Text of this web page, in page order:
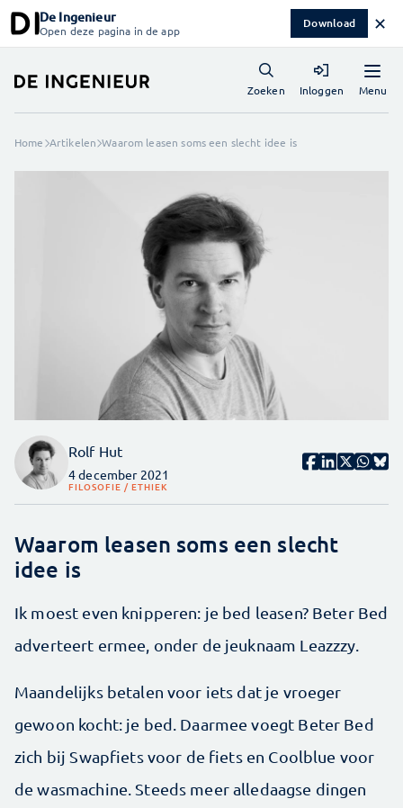
De Ingenieur
Open deze pagina in de app Download ✕
Menu
Zoeken Inloggen
Home Artikelen Waarom leasen soms een slecht idee is
Rolf Hut
4 december 2021
FILOSOFIE / ETHIEK
Waarom leasen soms een slecht
idee is
Ik moest even knipperen: je bed leasen? Beter Bed
adverteert ermee, onder de jeuknaam Leazzzy.
Maandelijks betalen voor iets dat je vroeger
gewoon kocht: je bed. Daarmee voegt Beter Bed
zich bij Swapfiets voor de fiets en Coolblue voor
de wasmachine. Steeds meer alledaagse dingen